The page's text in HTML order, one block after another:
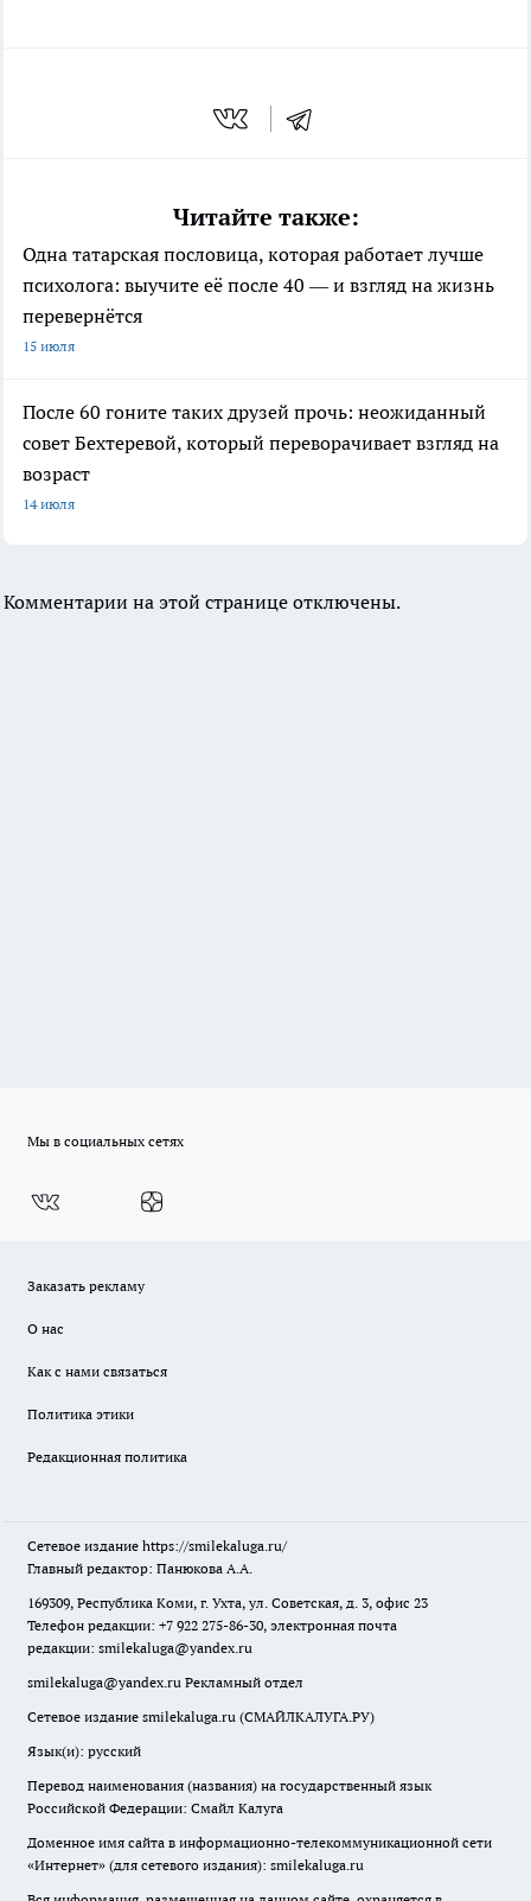
Читайте также:
Одна татарская пословица, которая работает лучше
психолога: выучите её после 40 — и взгляд на жизнь
перевернётся
15 июля
После 60 гоните таких друзей прочь: неожиданный
совет Бехтеревой, который переворачивает взгляд на
возраст
14 июля
Комментарии на этой странице отключены.
Мы в социальных сетях
Заказать рекламу
О нас
Как с нами связаться
Политика этики
Редакционная политика
Сетевое издание https://smilekaluga.ru/
Главный редактор: Панюкова А.А.
169309, Республика Коми, г. Ухта, ул. Советская, д. 3, офис 23
Телефон редакции: +7 922 275-86-30, электронная почта
редакции: smilekaluga@yandex.ru
smilekaluga@yandex.ru Рекламный отдел
Сетевое издание smilekaluga.ru (СМАЙЛКАЛУГА.РУ)
Язык(и): русский
Перевод наименования (названия) на государственный язык
Российской Федерации: Смайл Калуга
Доменное имя сайта в информационно-телекоммуникационной сети
«Интернет» (для сетевого издания): smilekaluga.ru